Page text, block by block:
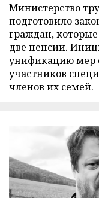
Министерство
подготовило
граждан,
две пенсии.
унификацию мер
участников
членов их семей.